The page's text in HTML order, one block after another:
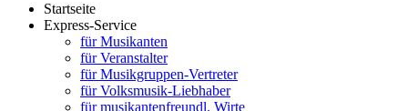
Startseite
Express-Service
für Musikanten
für Veranstalter
für Musikgruppen-Vertreter
für Volksmusik-Liebhaber
für musikantenfreundl. Wirte